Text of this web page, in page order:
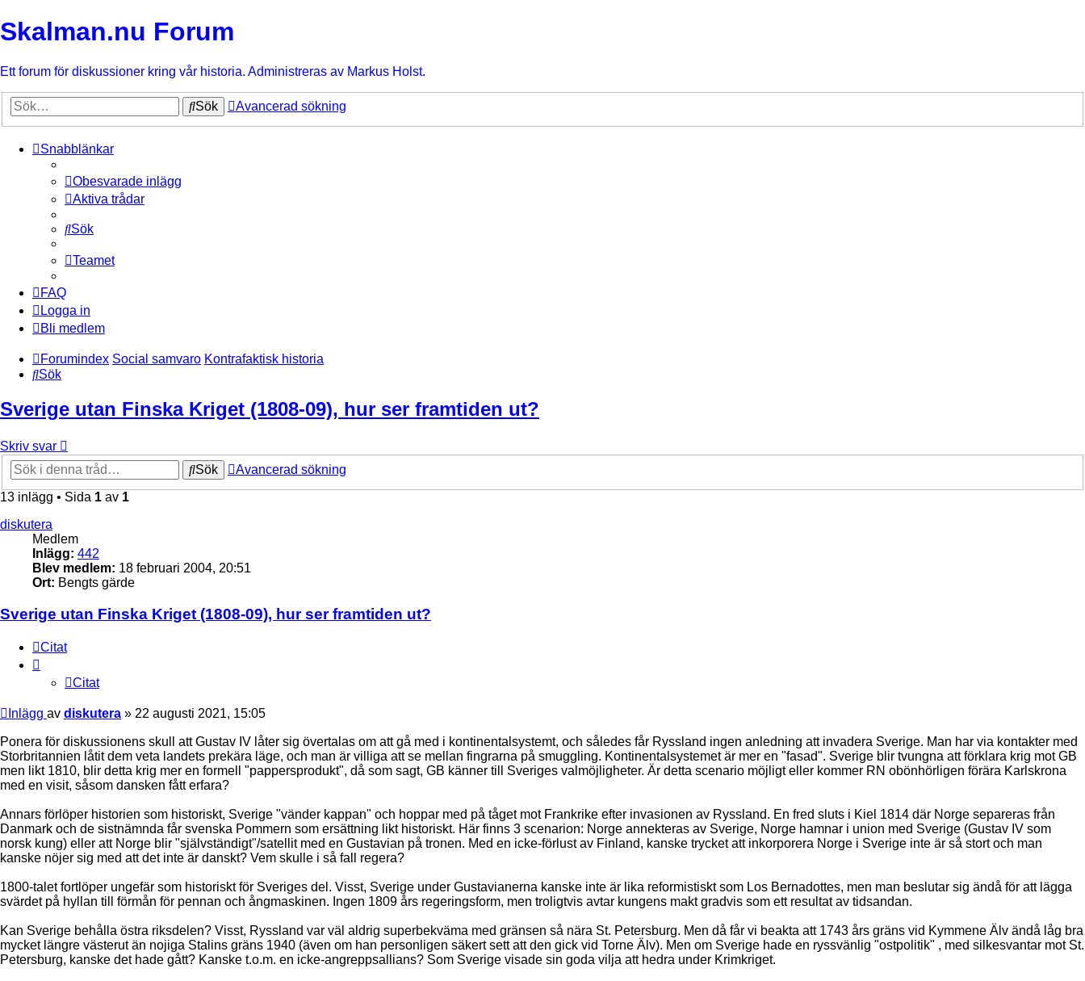
Skalman.nu Forum
Ett forum för diskussioner kring vår historia. Administreras av Markus Holst.
Sök Avancerad sökning
Snabblänkar
Obesvarade inlägg
Aktiva trådar
Sök
Teamet
FAQ
Logga in
Bli medlem
Forumindex Social samvaro Kontrafaktisk historia
Sök
Sverige utan Finska Kriget (1808-09), hur ser framtiden ut?
Skriv svar
Sök
Avancerad sökning
13 inlägg • Sida 1 av 1
diskutera
Medlem
Inlägg: 442
Blev medlem: 18 februari 2004, 20:51
Ort: Bengts gärde
Sverige utan Finska Kriget (1808-09), hur ser framtiden ut?
Citat
Citat
Inlägg av diskutera » 22 augusti 2021, 15:05
Ponera för diskussionens skull att Gustav IV låter sig övertalas om att gå med i kontinentalsystemt, och således får Ryssland ingen anledning att invadera Sverige. Man har via kontakter med
Storbritannien låtit dem veta landets prekära läge, och man är villiga att se mellan fingrarna på smuggling. Kontinentalsystemet är mer en "fasad". Sverige blir tvungna att förklara krig mot GB
men likt 1810, blir detta krig mer en formell "pappersprodukt", då som sagt, GB känner till Sveriges valmöjligheter. Är detta scenario möjligt eller kommer RN obönhörligen förära Karlskrona
med en visit, såsom dansken fått erfara?
Annars förlöper historien som historiskt, Sverige "vänder kappan" och hoppar med på tåget mot Frankrike efter invasionen av Ryssland. En fred sluts i Kiel 1814 där Norge separeras från
Danmark och de sistnämnda får svenska Pommern som ersättning likt historiskt. Här finns 3 scenarion: Norge annekteras av Sverige, Norge hamnar i union med Sverige (Gustav IV som
norsk kung) eller att Norge blir "självständigt"/satellit med en Gustavian på tronen. Med en icke-förlust av Finland, kanske trycket att inkorporera Norge i Sverige inte är så stort och man
kanske nöjer sig med att det inte är danskt? Vem skulle i så fall regera?
1800-talet fortlöper ungefär som historiskt för Sveriges del. Visst, Sverige under Gustavianerna kanske inte är lika reformistiskt som Los Bernadottes, men man beslutar sig ändå för att lägga
svärdet på hyllan till förmån för pennan och ångmaskinen. Ingen 1809 års regeringsform, men troligtvis avtar kungens makt gradvis som ett resultat av tidsandan.
Kan Sverige behålla östra riksdelen? Visst, Ryssland var väl aldrig superbekväma med gränsen så nära St. Petersburg. Men då får vi beakta att 1743 års gräns vid Kymmene Älv ändå låg bra
mycket längre västerut än nojiga Stalins gräns 1940 (även om han personligen säkert sett att den gick vid Torne Älv). Men om Sverige hade en ryssvänlig "ostpolitik" , med silkesvantar mot St.
Petersburg, kanske det hade gått? Kanske t.o.m. en icke-angreppsallians? Som Sverige visade sin goda vilja att hedra under Krimkriget.